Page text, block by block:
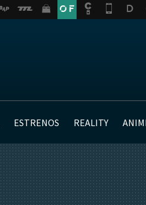
ESTRENOS REALITY